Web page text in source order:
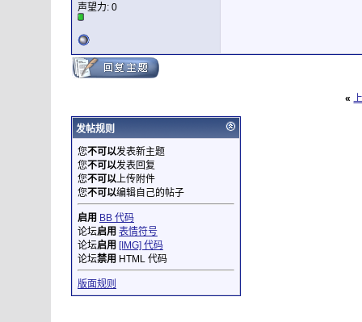
声望力: 0
«
发帖规则
您不可以发表新主题
您不可以发表回复
您不可以上传附件
您不可以编辑自己的帖子
启用 BB 代码
论坛启用 表情符号
论坛启用 [IMG] 代码
论坛禁用 HTML 代码
版面规则